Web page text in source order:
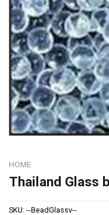
HOME
Thailand Glass
SKU: --BeadGlassv--